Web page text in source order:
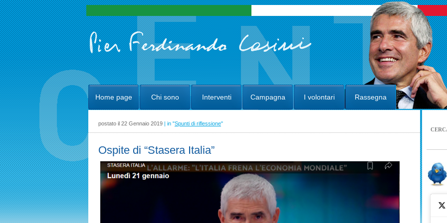
Home page Chi sono Interventi Campagna I volontari Rassegna
postato il 22 Gennaio 2019 | in "Spunti di riflessione"
Ospite di “Stasera Italia”